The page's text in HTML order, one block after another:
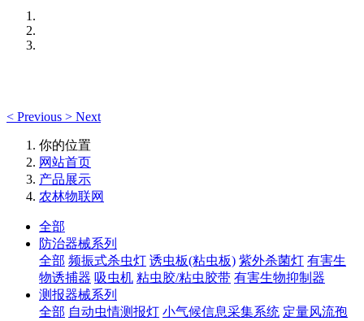
< Previous > Next
你的位置
网站首页
产品展示
农林物联网
全部
防治器械系列
全部 频振式杀虫灯 诱虫板(粘虫板) 紫外杀菌灯 有害生
物诱捕器 吸虫机 粘虫胶/粘虫胶带 有害生物抑制器
测报器械系列
全部 自动虫情测报灯 小气候信息采集系统 定量风流孢